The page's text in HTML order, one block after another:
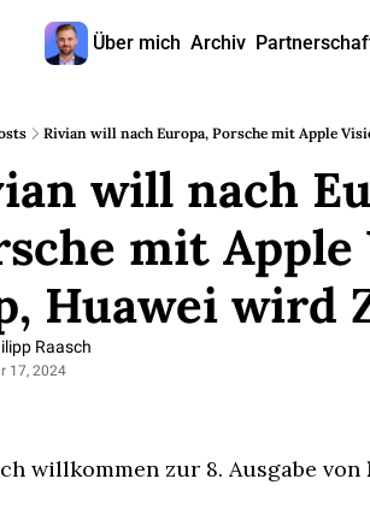
Über mich Archiv
Rivian will nach Europa, Porsche mit Apple
will nach
mit
Huawei wird
Raasch
17, 2024
willkommen zur 8. Ausgabe von